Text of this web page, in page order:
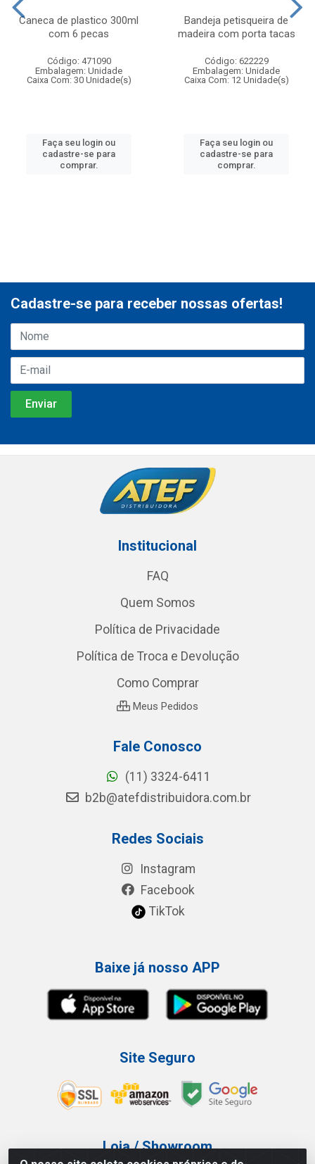
Caneca de plastico 300ml
com 6 pecas
Código: 471090
Embalagem: Unidade
Caixa Com: 30 Unidade(s)
Faça seu login ou
cadastre-se para
comprar.
Bandeja petisqueira de
madeira com porta tacas
Código: 622229
Embalagem: Unidade
Caixa Com: 12 Unidade(s)
Faça seu login ou
cadastre-se para
comprar.
Cadastre-se para receber nossas ofertas!
Institucional
FAQ
Quem Somos
Política de Privacidade
Política de Troca e Devolução
Como Comprar
Meus Pedidos
Fale Conosco
(11) 3324-6411
b2b@atefdistribuidora.com.br
Redes Sociais
Instagram
Facebook
TikTok
Baixe já nosso APP
Site Seguro
Loja / Showroom